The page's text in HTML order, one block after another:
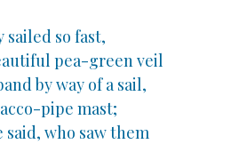
sailed so fast,
pea-green veil
by way of a sail,
pipe mast;
said, who saw them